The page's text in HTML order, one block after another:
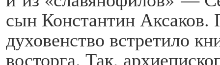
сын Константин Аксаков.
духовенство встретило
восторга. Так,